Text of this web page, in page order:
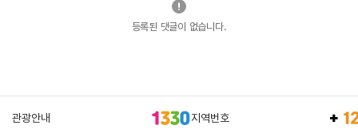
등록된 댓글이 없습니다.
관광안내 지역번호